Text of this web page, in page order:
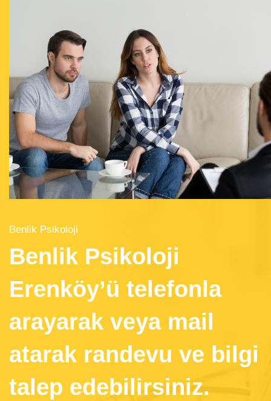
Benlik Psikoloji
Benlik Psikoloji
Erenköy’ü telefonla
arayarak veya mail
atarak randevu ve bilgi
talep edebilirsiniz.